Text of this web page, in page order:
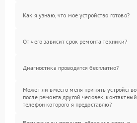
Как я узнаю, что мое устройство готово?
От чего зависит срок ремонта техники?
Диагностика проводится бесплатно?
Может ли вместо меня принять устройство
после ремонта другой человек, контактный
телефон которого я предоставлю?